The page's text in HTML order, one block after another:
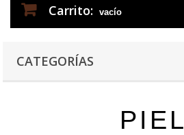
Carrito: vacío
CATEGORÍAS
PIEL